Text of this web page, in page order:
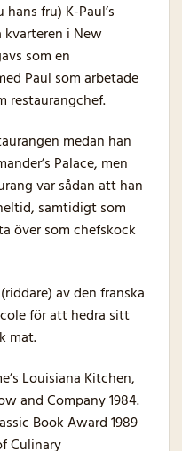
fru) K-Paul’s
kvarteren i New
som en
Paul som arbetade
restaurangchef.
medan han
Palace, men
var sådan att han
samtidigt som
över som chefskock
av den franska
för att hedra sitt
mat.
Louisiana Kitchen,
and Company 1984.
Book Award 1989
Culinary